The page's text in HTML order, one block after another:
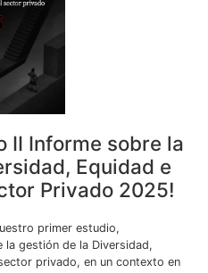
II Informe sobre la
Equidad e
Privado 2025!
primer estudio,
la gestión de la Diversidad,
privado, en un contexto en